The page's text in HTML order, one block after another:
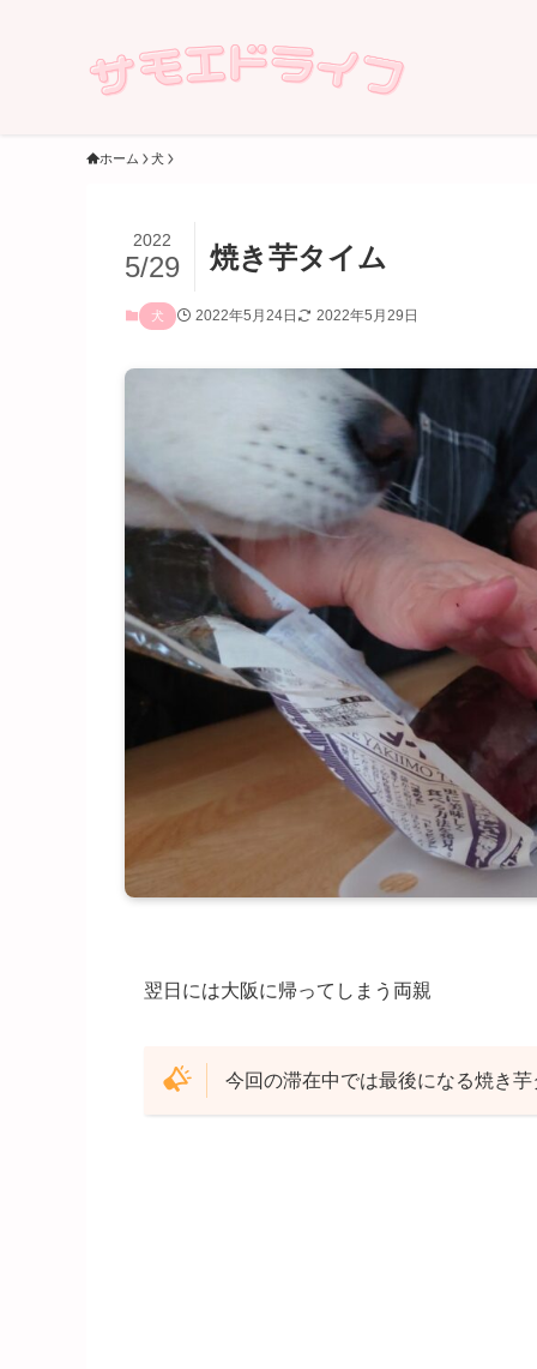
ホーム 犬
焼き芋タイム
2022
5/29
犬 2022年5月24日 2022年5月29日
翌日には大阪に帰ってしまう両親
今回の滞在中では最後になる焼き芋